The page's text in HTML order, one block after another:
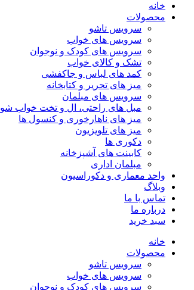
خانه
محصولات
سرویس تاشو
سرویس های خواب
سرویس های کودک و نوجوان
تشک و کالای خواب
کمد های لباس و جاکفشی
میز های تحریر و کتابخانه
سرویس های مبلمان
مبل های راحتی، ال و تخت خواب شو
میز های ناهارخوری و کنسول ها
میز های تلویزیون
دکوری ها
کابینت های آشپزخانه
مبلمان اداری
واحد معماری و دکوراسیون
وبلاگ
تماس با ما
درباره ما
سبد خرید
خانه
محصولات
سرویس تاشو
سرویس های خواب
سرویس های کودک و نوجوان